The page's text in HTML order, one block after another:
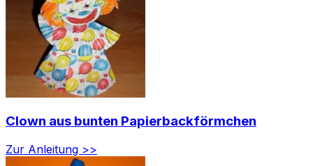
Clown aus bunten Papierbackförmchen
Zur Anleitung >>